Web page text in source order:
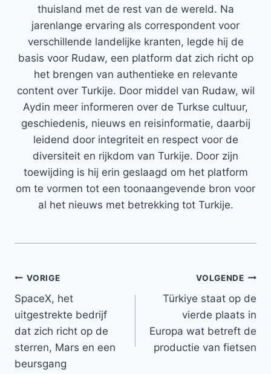
thuisland met de rest van de wereld. Na
jarenlange ervaring als correspondent voor
verschillende landelijke kranten, legde hij de
basis voor Rudaw, een platform dat zich richt op
het brengen van authentieke en relevante
content over Turkije. Door middel van Rudaw, wil
Aydin meer informeren over de Turkse cultuur,
geschiedenis, nieuws en reisinformatie, daarbij
leidend door integriteit en respect voor de
diversiteit en rijkdom van Turkije. Door zijn
toewijding is hij erin geslaagd om het platform
om te vormen tot een toonaangevende bron voor
al het nieuws met betrekking tot Turkije.
Bericht
navigatie
VORIGE
SpaceX, het
uitgestrekte bedrijf
dat zich richt op de
sterren, Mars en een
beursgang
VOLGENDE
Türkiye staat op de
vierde plaats in
Europa wat betreft de
productie van fietsen